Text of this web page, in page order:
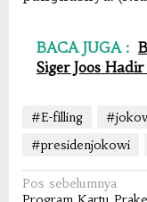
BACA JUGA :
Siger Joos
#E-filling
#presidenjokowi
Navigasi
Pos sebelumnya